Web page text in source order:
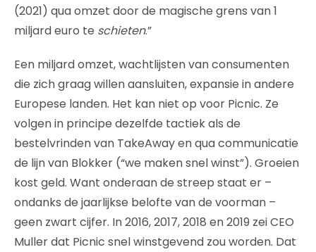
(2021) qua omzet door de magische grens van 1
miljard euro te schieten.”
Een miljard omzet, wachtlijsten van consumenten
die zich graag willen aansluiten, expansie in andere
Europese landen. Het kan niet op voor Picnic. Ze
volgen in principe dezelfde tactiek als de
bestelvrinden van TakeAway en qua communicatie
de lijn van Blokker (“we maken snel winst”). Groeien
kost geld. Want onderaan de streep staat er –
ondanks de jaarlijkse belofte van de voorman –
geen zwart cijfer. In 2016, 2017, 2018 en 2019 zei CEO
Muller dat Picnic snel winstgevend zou worden. Dat